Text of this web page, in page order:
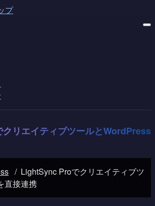
プ
リエイティブツールとWordPress
/ LightSync Proでクリエイティブツ
直接連携